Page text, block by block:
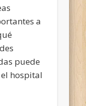
a
puede
hospital